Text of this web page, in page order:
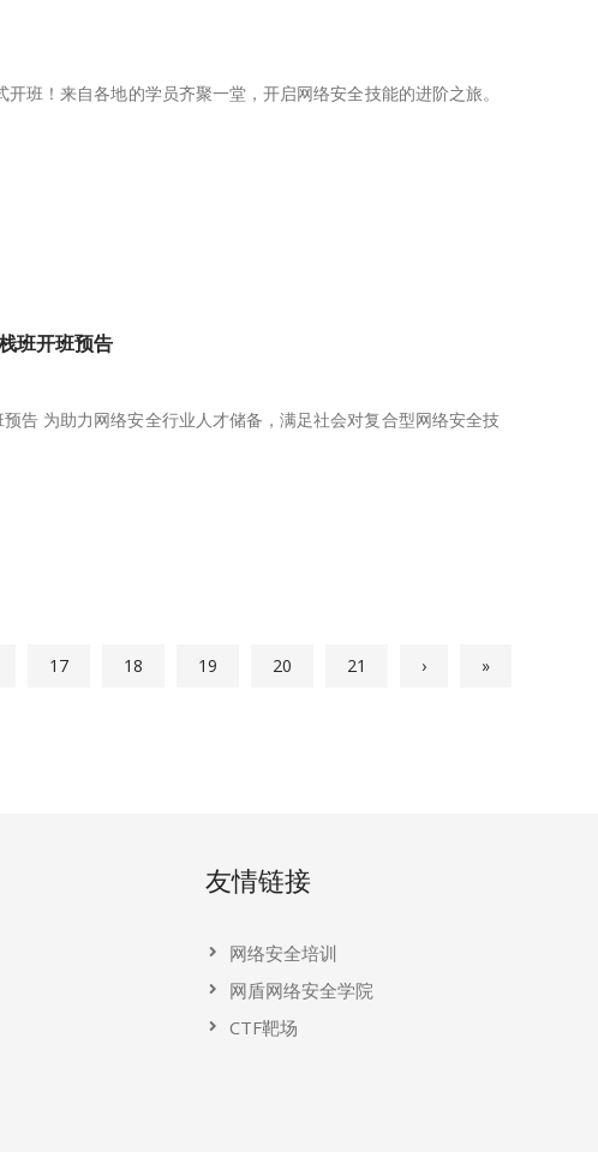
班！来自各地的学员齐聚一堂，开启网络安全技能的进阶之旅。
班开班预告
告 为助力网络安全行业人才储备，满足社会对复合型网络安全技
17 18 19 20 21 › »
友情链接
网络安全培训
网盾网络安全学院
CTF靶场